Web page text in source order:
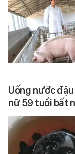
Uống nước
nữ 59 tuổi bất